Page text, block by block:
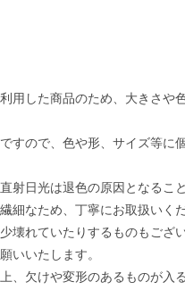
用した商品のため、大きさや
すので、色や形、サイズ等に
射日光は退色の原因となるこ
細なため、丁寧にお取扱いくだ
壊れていたりするものもござ
いいたします。
、欠けや変形のあるものが入